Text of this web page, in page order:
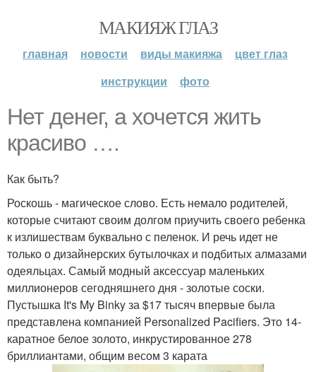
МАКИЯЖ ГЛАЗ
главная новости виды макияжа
цвет глаз
инструкции
фото
Нет денег, а хочется жить
красиво ….
Как быть?
Роскошь - магическое слово. Есть немало родителей,
которые считают своим долгом приучить своего ребенка
к излишествам буквально с пеленок. И речь идет не
только о дизайнерских бутылочках и подбитых алмазами
одеяльцах. Самый модный аксессуар маленьких
миллионеров сегодняшнего дня - золотые соски.
Пустышка It's My Binky за $17 тысяч впервые была
представлена компанией Personalized Pacifiers. Это 14-
каратное белое золото, инкрустированное 278
бриллиантами, общим весом 3 карата